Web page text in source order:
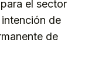
el sector
de
de